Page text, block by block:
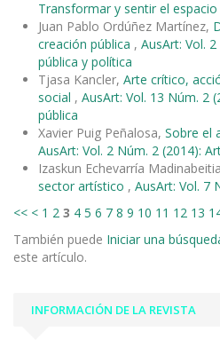
Transformar y sentir el
Juan Pablo Ordúñez Martínez,
creación pública , AusArt: Vol.
pública y política
Tjasa Kancler, Arte crítico,
social , AusArt: Vol. 13 Núm. 2
pública
Xavier Puig Peñalosa, Sobre el
AusArt: Vol. 2 Núm. 2 (2014):
Izaskun Echevarría
sector artístico , AusArt: Vol. 7
<< < 1 2 3 4 5 6 7 8 9 10 11 12 13
También puede Iniciar una
este artículo.
INFORMACIÓN DE LA REVISTA